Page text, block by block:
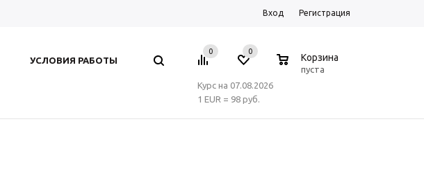
Вход Регистрация
УСЛОВИЯ РАБОТЫ
0 0
Корзина
пуста
Курс на 07.08.2026
1 EUR = 98 руб.